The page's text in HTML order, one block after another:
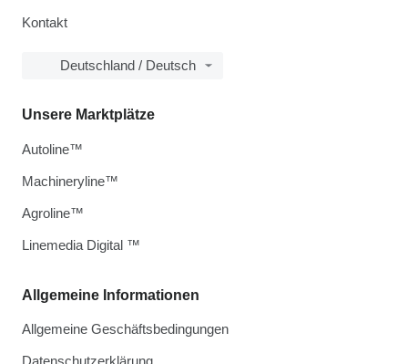
Kontakt
Deutschland / Deutsch
Allgemeine Informationen
Allgemeine Geschäftsbedingungen
Unsere Marktplätze
Autoline™
Machineryline™
Agroline™
Linemedia Digital ™